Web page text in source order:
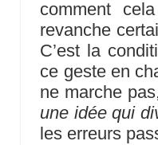
comment
revanche
C’est la
ce geste en
ne marche
une idée qui
les erreurs